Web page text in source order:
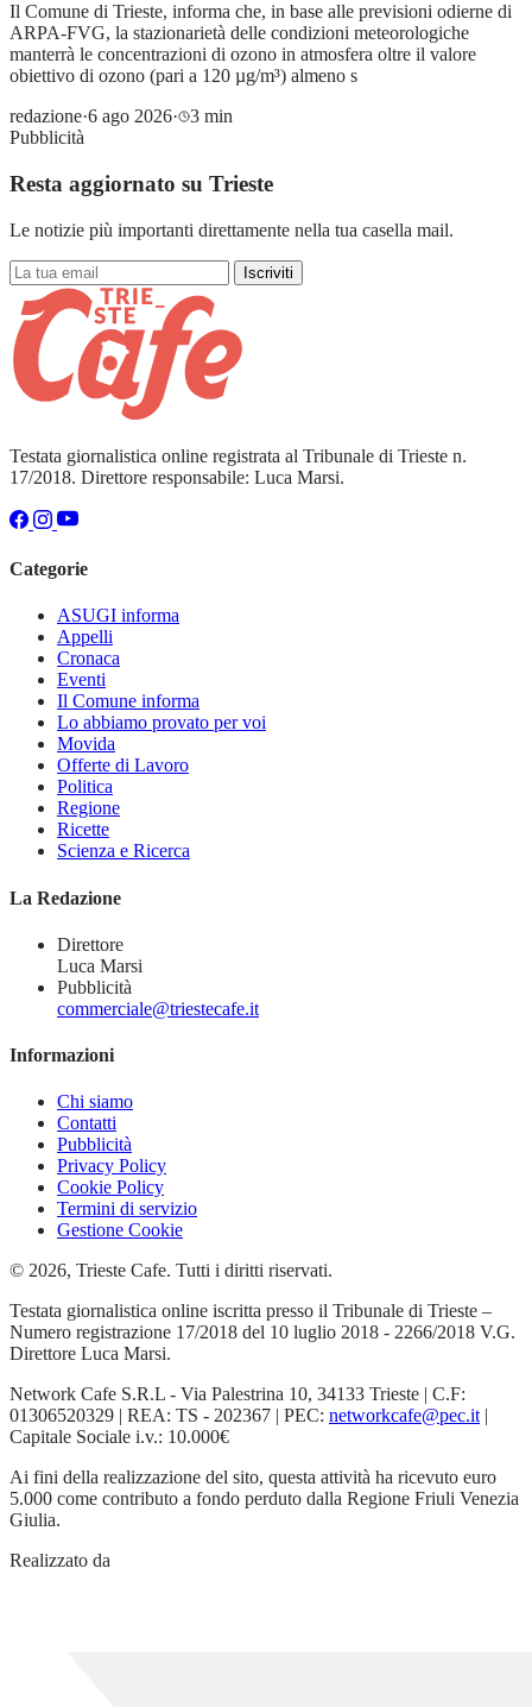
Il Comune di Trieste, informa che, in base alle previsioni odierne di
ARPA-FVG, la stazionarietà delle condizioni meteorologiche
manterrà le concentrazioni di ozono in atmosfera oltre il valore
obiettivo di ozono (pari a 120 µg/m³) almeno s
redazione·6 ago 2026·
3 min
Pubblicità
Resta aggiornato su Trieste
Le notizie più importanti direttamente nella tua casella mail.
Iscriviti
Testata giornalistica online registrata al Tribunale di Trieste n.
17/2018. Direttore responsabile: Luca Marsi.
Categorie
ASUGI informa
Appelli
Cronaca
Eventi
Il Comune informa
Lo abbiamo provato per voi
Movida
Offerte di Lavoro
Politica
Regione
Ricette
Scienza e Ricerca
La Redazione
Direttore
Luca Marsi
Pubblicità
commerciale@triestecafe.it
Informazioni
Chi siamo
Contatti
Pubblicità
Privacy Policy
Cookie Policy
Termini di servizio
Gestione Cookie
© 2026, Trieste Cafe. Tutti i diritti riservati.
Testata giornalistica online iscritta presso il Tribunale di Trieste –
Numero registrazione 17/2018 del 10 luglio 2018 - 2266/2018 V.G.
Direttore Luca Marsi.
Network Cafe S.R.L - Via Palestrina 10, 34133 Trieste | C.F:
01306520329 | REA: TS - 202367 | PEC: networkcafe@pec.it |
Capitale Sociale i.v.: 10.000€
Ai fini della realizzazione del sito, questa attività ha ricevuto euro
5.000 come contributo a fondo perduto dalla Regione Friuli Venezia
Giulia.
Realizzato da